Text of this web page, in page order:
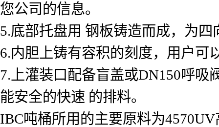
您公司的信息。
5.底部托盘用 钢板铸造而成，为
6.内胆上铸有容积的刻度，用户可
7.上灌装口配备盲盖或DN150呼吸
能安全的快速 的排料。
IBC吨桶所用的主要原料为